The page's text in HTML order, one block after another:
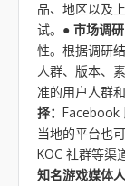
品、地区以及
试。● 市场调研
性。根据调研
人群、版本、
准的用户人群
择： Facebook
当地的平台也
KOC 社群等渠
知名游戏媒体